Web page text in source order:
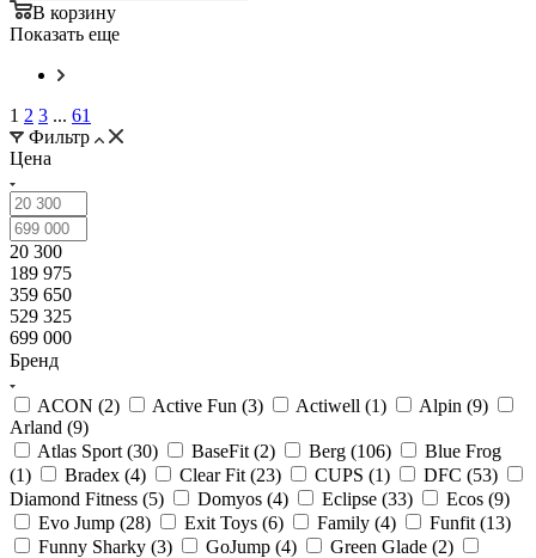
В корзину
Показать еще
1 2 3 ... 61
Фильтр
Цена
20 300
189 975
359 650
529 325
699 000
Бренд
ACON (2) Active Fun (3) Actiwell (1) Alpin (9)
Arland (9)
Atlas Sport (30) BaseFit (2) Berg (106)
Blue Frog
(1) Bradex (4) Clear Fit (23) CUPS (1) DFC (53)
Diamond Fitness (5) Domyos (4) Eclipse (33) Ecos (9)
Evo Jump (28) Exit Toys (6) Family (4) Funfit (13)
Funny Sharky (3) GoJump (4) Green Glade (2)